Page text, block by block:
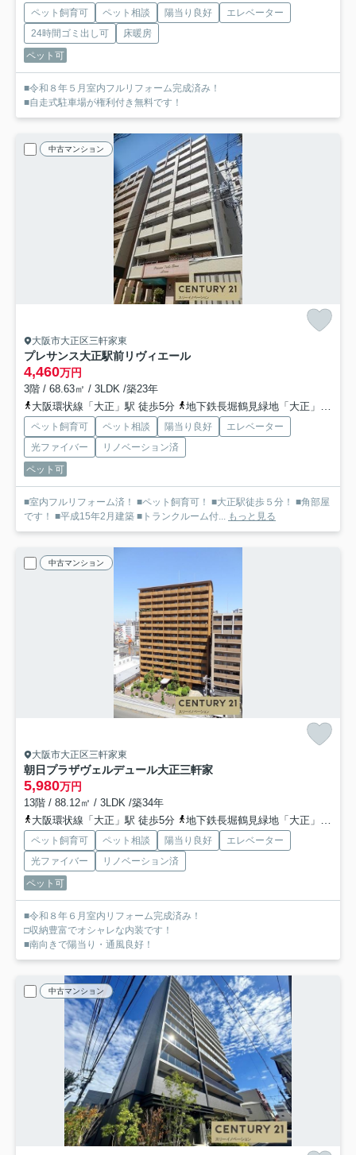
ペット飼育可 ペット相談 陽当り良好
エレベーター
24時間ゴミ出し可
床暖房
ペット可
■令和８年５月室内フルリフォーム完成済み！
■自走式駐車場が権利付き無料です！
中古マンション
大阪市大正区三軒家東
プレサンス大正駅前リヴィエール
4,460万円
3階 / 68.63㎡ / 3LDK /築23年
大阪環状線「大正」駅 徒歩5分
地下鉄長堀鶴見緑地「大正」駅 徒歩5分
ペット飼育可 ペット相談 陽当り良好
エレベーター
光ファイバー
リノベーション済
ペット可
■室内フルリフォーム済！ ■ペット飼育可！ ■大正駅徒歩５分！ ■角部屋
です！ ■平成15年2月建築 ■トランクルーム付... もっと見る
中古マンション
大阪市大正区三軒家東
朝日プラザヴェルデュール大正三軒家
5,980万円
13階 / 88.12㎡ / 3LDK /築34年
大阪環状線「大正」駅 徒歩5分
地下鉄長堀鶴見緑地「大正」駅 徒歩5分
ペット飼育可 ペット相談 陽当り良好
エレベーター
光ファイバー
リノベーション済
ペット可
■令和８年６月室内リフォーム完成済み！
□収納豊富でオシャレな内装です！
■南向きで陽当り・通風良好！
中古マンション